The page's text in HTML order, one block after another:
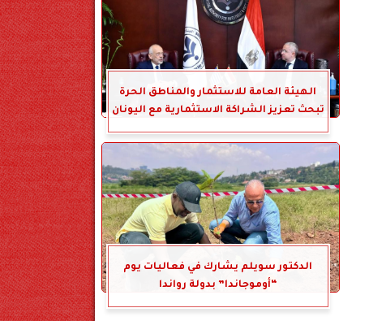
الهيئة العامة للاستثمار والمناطق الحرة
تبحث تعزيز الشراكة الاستثمارية مع اليونان
الدكتور سويلم يشارك في فعاليات يوم
“أوموجاندا” بدولة رواندا